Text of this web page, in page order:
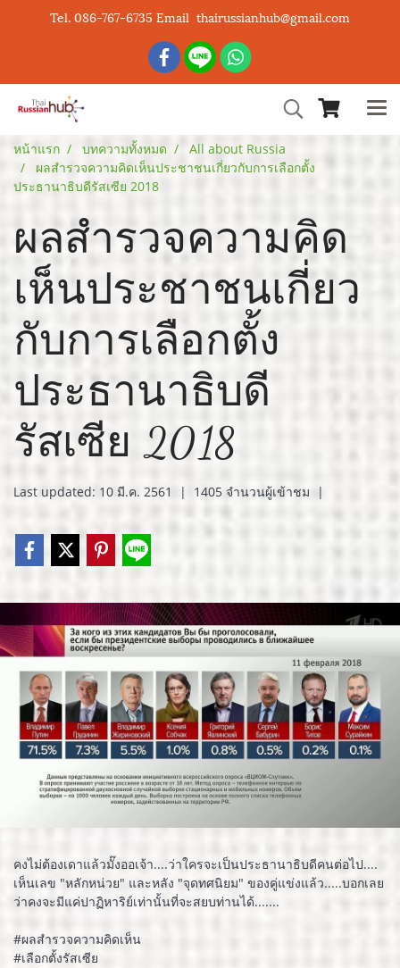
Tel. 086-767-6735 Email thairussianhub@gmail.com
หน้าแรก บทความทั้งหมด
All about Russia
ผลสำรวจความคิดเห็นประชาชนเกี่ยวกับการเลือกตั้ง
ประธานาธิบดีรัสเซีย 2018
ผลสำรวจความคิด
เห็นประชาชนเกี่ยว
กับการเลือกตั้ง
ประธานาธิบดี
รัสเซีย 2018
Last updated: 10 มี.ค. 2561 | 1405 จำนวนผู้เข้าชม |
คงไม่ต้องเดาแล้วมั๊งออเจ้า....ว่าใครจะเป็นประธานาธิบดีคนต่อไป....
เห็นเลข "หลักหน่วย" และหลัง "จุดทศนิยม" ของคู่แข่งแล้ว.....บอกเลย
ว่าคงจะมีแค่ปาฏิหาริย์เท่านั้นที่จะสยบท่านได้.......
#ผลสำรวจความคิดเห็น
#เลือกตั้งรัสเซีย